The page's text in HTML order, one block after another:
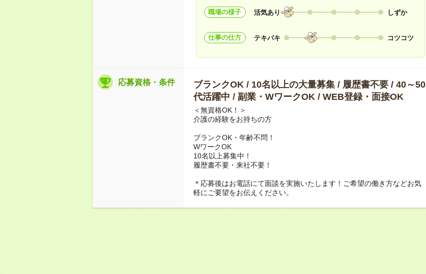
職場の様子 活気あり しずか
仕事の仕方 テキパキ コツコツ
応募資格・条件
ブランクOK / 10名以上の大量募集 / 履歴書不要 / 40～50
代活躍中 / 副業・WワークOK / WEB登録・面接OK
＜無資格OK！＞
介護の経験をお持ちの方
ブランクOK・年齢不問！
WワークOK
10名以上募集中！
履歴書不要・来社不要！
＊応募後はお電話にて面談を実施いたします！ご希望の働き方などお気
軽にご要望をお伝えください。